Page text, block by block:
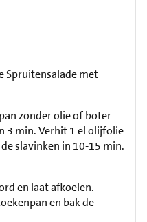
Spruitensalade met
zonder olie of boter
3 min. Verhit 1 el olijfolie
slavinken in 10-15 min.
en laat afkoelen.
en bak de